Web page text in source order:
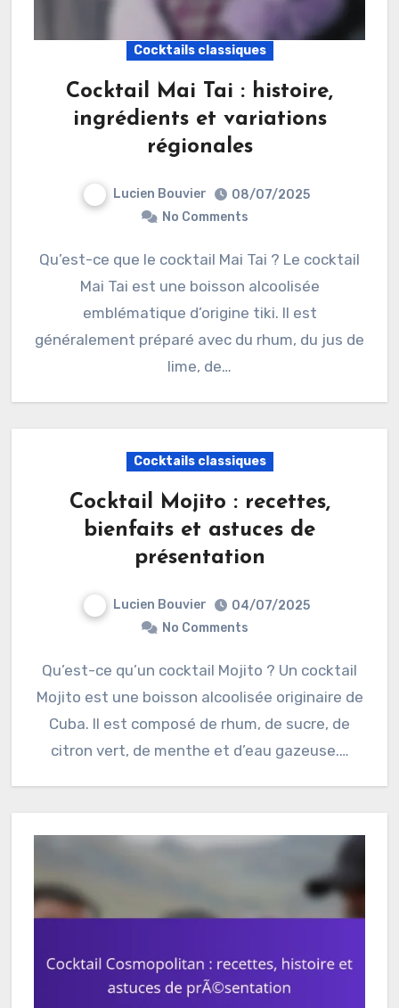
Cocktails classiques
Cocktail Mai Tai : histoire,
ingrédients et variations
régionales
Lucien Bouvier
08/07/2025
No Comments
Qu’est-ce que le cocktail Mai Tai ? Le cocktail
Mai Tai est une boisson alcoolisée
emblématique d’origine tiki. Il est
généralement préparé avec du rhum, du jus de
lime, de…
Cocktails classiques
Cocktail Mojito : recettes,
bienfaits et astuces de
présentation
Lucien Bouvier
04/07/2025
No Comments
Qu’est-ce qu’un cocktail Mojito ? Un cocktail
Mojito est une boisson alcoolisée originaire de
Cuba. Il est composé de rhum, de sucre, de
citron vert, de menthe et d’eau gazeuse.…